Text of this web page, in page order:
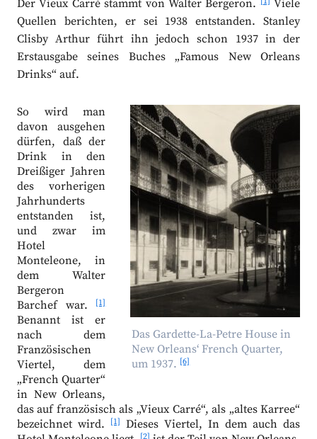
Der Vieux Carré stammt von Walter Bergeron.
Viele
Quellen berichten, er sei 1938 entstanden. Stanley
Clisby Arthur führt ihn jedoch schon 1937 in der
Erstausgabe seines Buches „Famous New Orleans
Drinks“ auf.
Das Gardette-La-Petre House in
New Orleans‘ French Quarter,
um 1937. [6]
So wird man
davon ausgehen
dürfen, daß der
Drink in den
Dreißiger Jahren
des vorherigen
Jahrhunderts
entstanden ist,
und zwar im
Hotel
Monteleone, in
dem Walter
Bergeron
Barchef war.
[1]
Benannt ist er
nach dem
Französischen
Viertel, dem
„French Quarter“
in New Orleans,
das auf französisch als „Vieux Carré“, als „altes Karree“
bezeichnet wird.
[1] Dieses Viertel, In dem auch das
[2]